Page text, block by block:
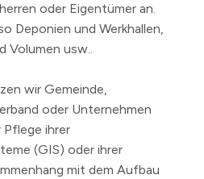
oder Eigentümer an.
Deponien und Werkhallen,
Volumen usw..
wir Gemeinde,
oder Unternehmen
Pflege ihrer
(GIS) oder ihrer
mit dem Aufbau